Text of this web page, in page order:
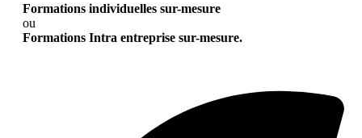
Formations individuelles sur-mesure
ou
Formations Intra entreprise sur-mesure.